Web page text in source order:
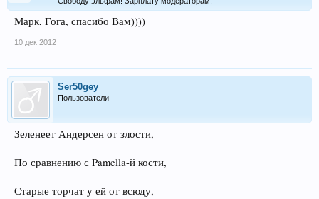
Марк, Гога, спасибо Вам))))
10 дек 2012
Ser50gey
Пользователи
Зеленеет Андерсен от злости,
По сравнению с Pamella-й кости,
Старые торчат у ей от всюду,